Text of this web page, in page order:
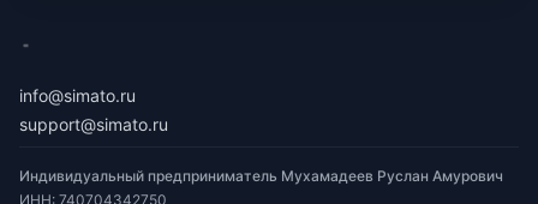
info@simato.ru
support@simato.ru
Индивидуальный предприниматель Мухамадеев Руслан Амурович
ИНН: 740704342750